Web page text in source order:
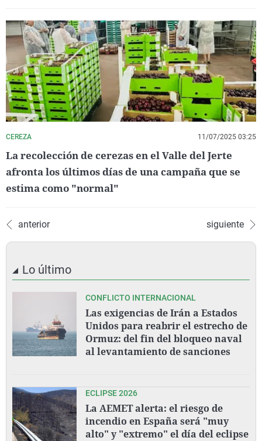
CEREZA 11/07/2025 03:25
La recolección de cerezas en el Valle del Jerte
afronta los últimos días de una campaña que se
estima como "normal"
anterior siguiente
Lo último
CONFLICTO INTERNACIONAL
Las exigencias de Irán a Estados
Unidos para reabrir el estrecho de
Ormuz: del fin del bloqueo naval
al levantamiento de sanciones
ECLIPSE 2026
La AEMET alerta: el riesgo de
incendio en España será "muy
alto" y "extremo" el día del eclipse